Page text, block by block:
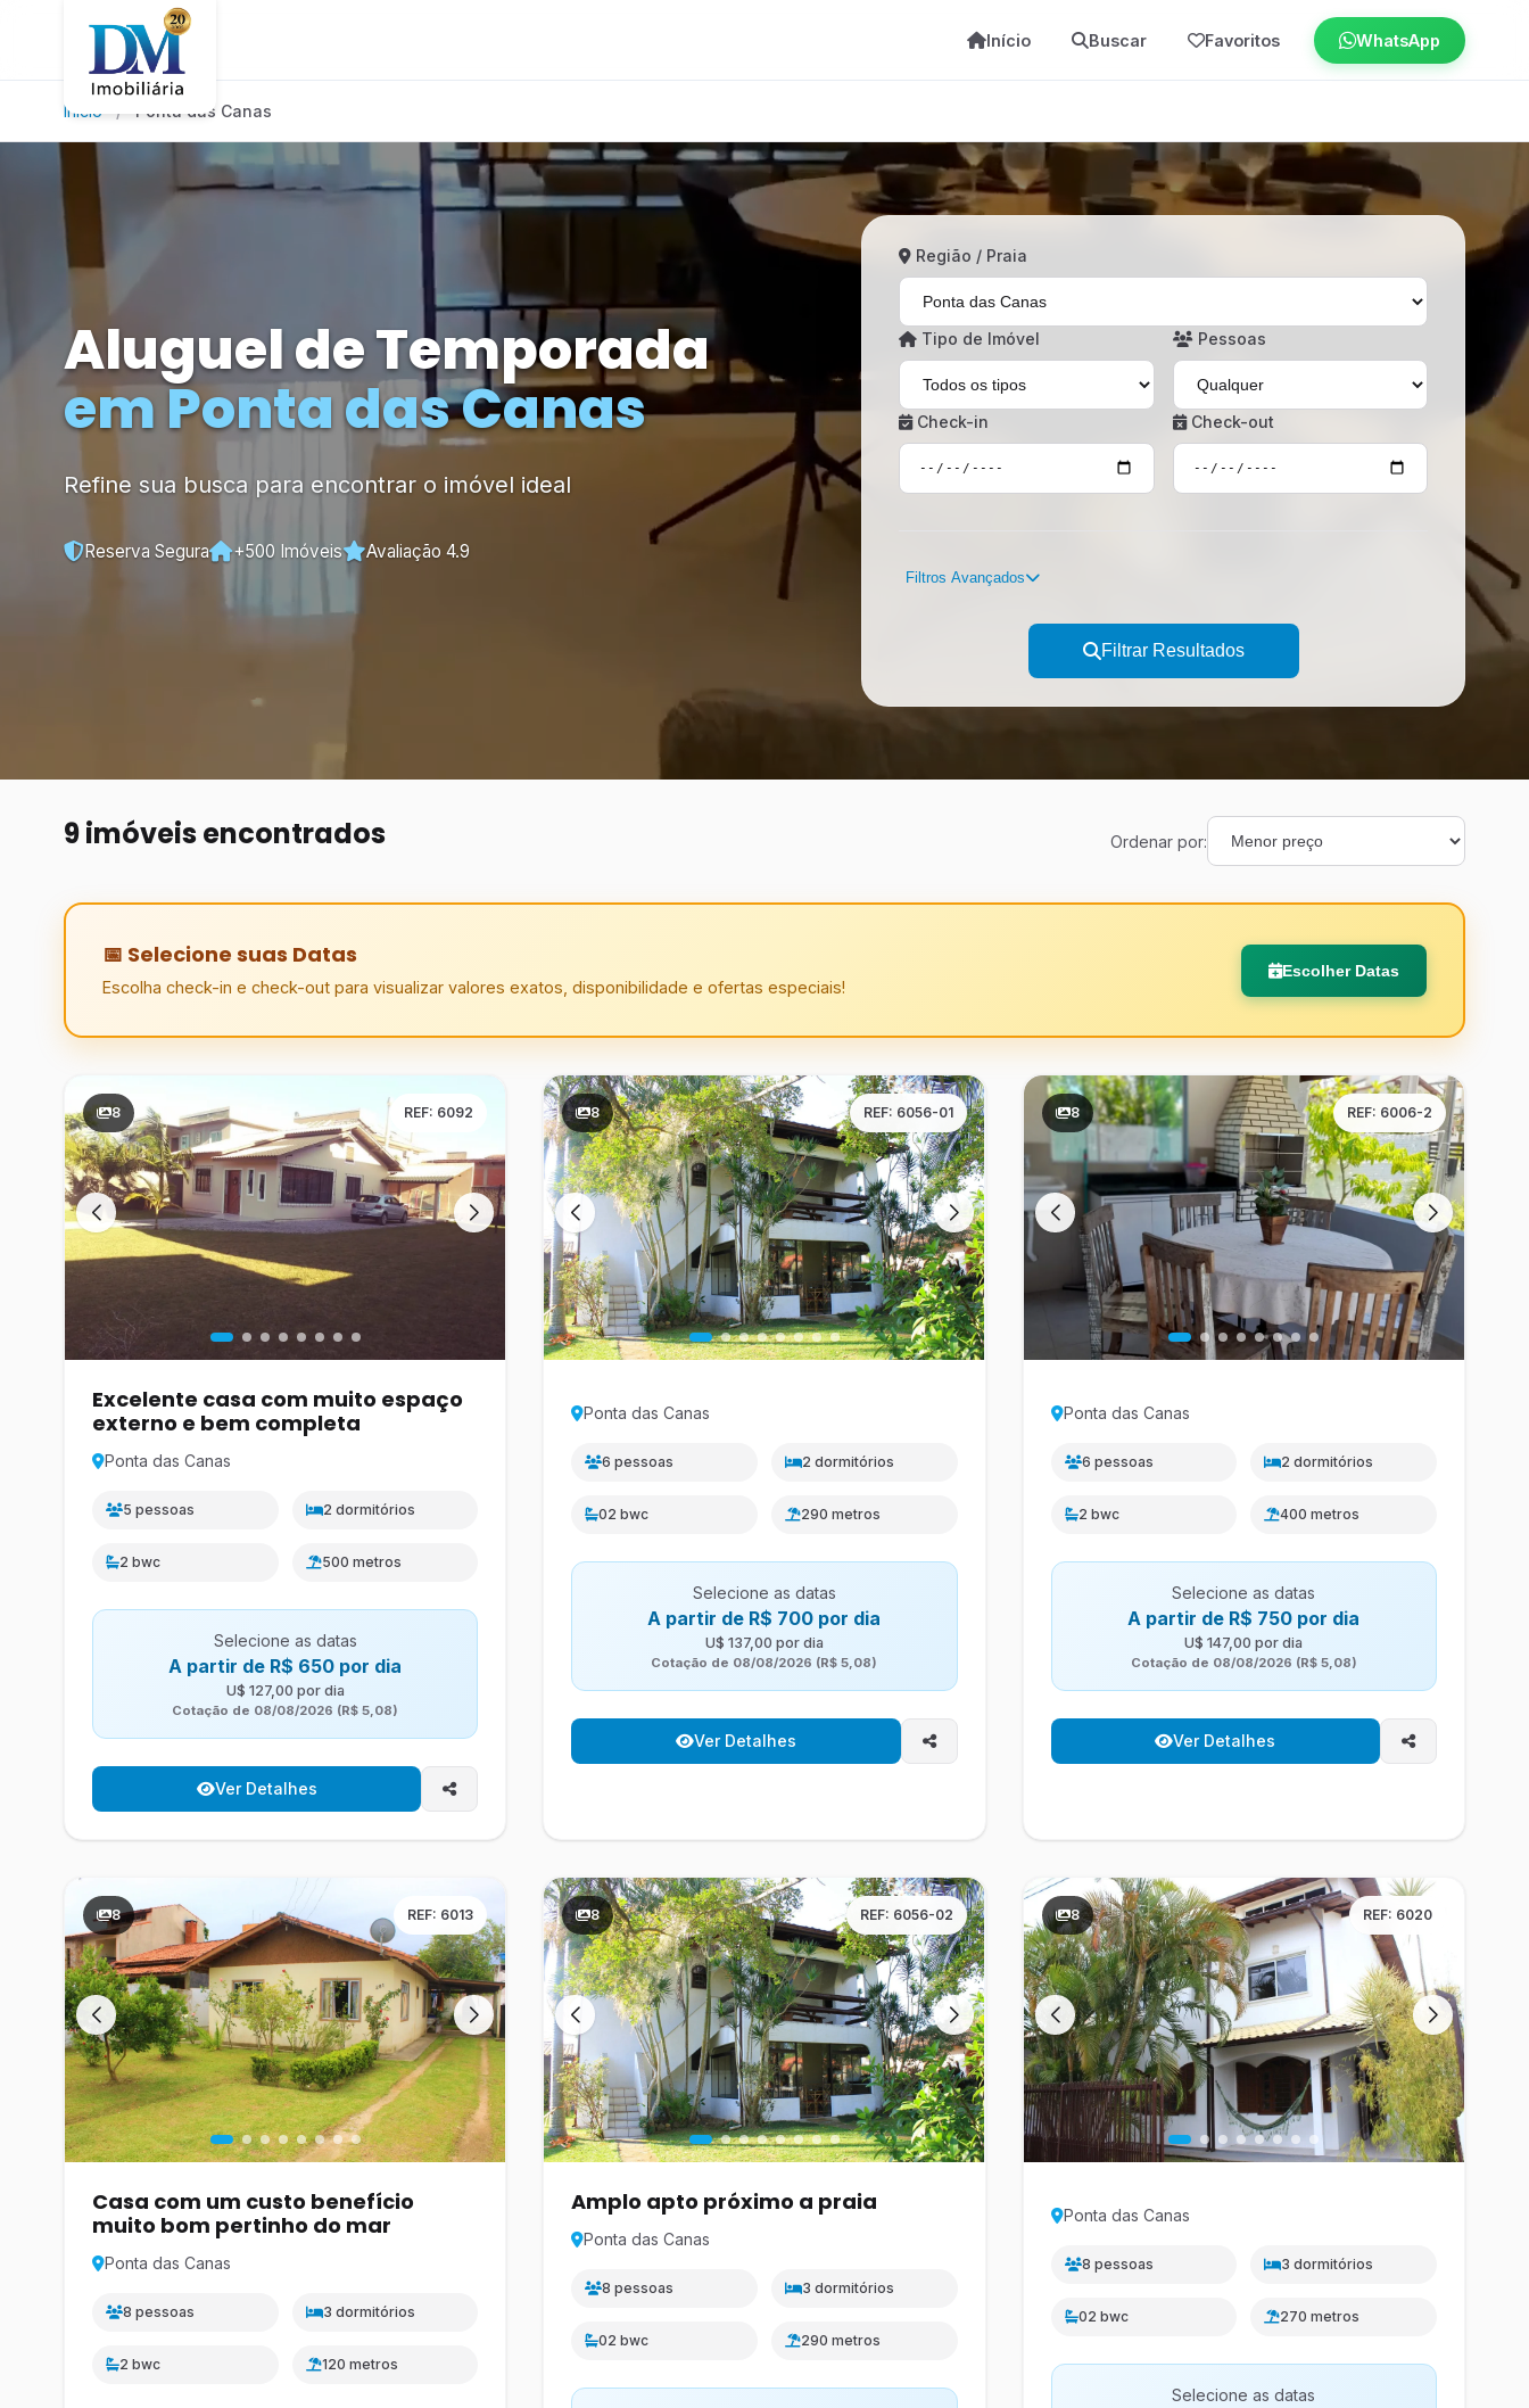
Início Buscar Favoritos WhatsApp
Início Ponta das Canas
Aluguel de Temporada
em Ponta das Canas
Refine sua busca para encontrar o imóvel ideal
Reserva Segura +500 Imóveis Avaliação 4.9
Região / Praia
Tipo de Imóvel Pessoas
Check-in Check-out
Filtros Avançados
Filtrar Resultados
9 imóveis encontrados Ordenar por:
📅 Selecione suas Datas
Escolha check-in e check-out para visualizar valores exatos, disponibilidade e ofertas especiais!
Escolher Datas
REF: 6092
8
Excelente casa com muito espaço
externo e bem completa
Ponta das Canas
5 pessoas 2 dormitórios
2 bwc 500 metros
Selecione as datas
A partir de R$ 650 por dia
U$ 127,00 por dia
Cotação de 08/08/2026 (R$ 5,08)
Ver Detalhes
REF: 6056-01
8
Ponta das Canas
6 pessoas 2 dormitórios
02 bwc 290 metros
Selecione as datas
A partir de R$ 700 por dia
U$ 137,00 por dia
Cotação de 08/08/2026 (R$ 5,08)
Ver Detalhes
REF: 6006-2
8
Ponta das Canas
6 pessoas 2 dormitórios
2 bwc 400 metros
Selecione as datas
A partir de R$ 750 por dia
U$ 147,00 por dia
Cotação de 08/08/2026 (R$ 5,08)
Ver Detalhes
REF: 6013
8
Casa com um custo benefício
muito bom pertinho do mar
Ponta das Canas
8 pessoas 3 dormitórios
2 bwc 120 metros
REF: 6056-02
8
Amplo apto próximo a praia
Ponta das Canas
8 pessoas 3 dormitórios
02 bwc 290 metros
REF: 6020
8
Ponta das Canas
8 pessoas 3 dormitórios
02 bwc 270 metros
Selecione as datas